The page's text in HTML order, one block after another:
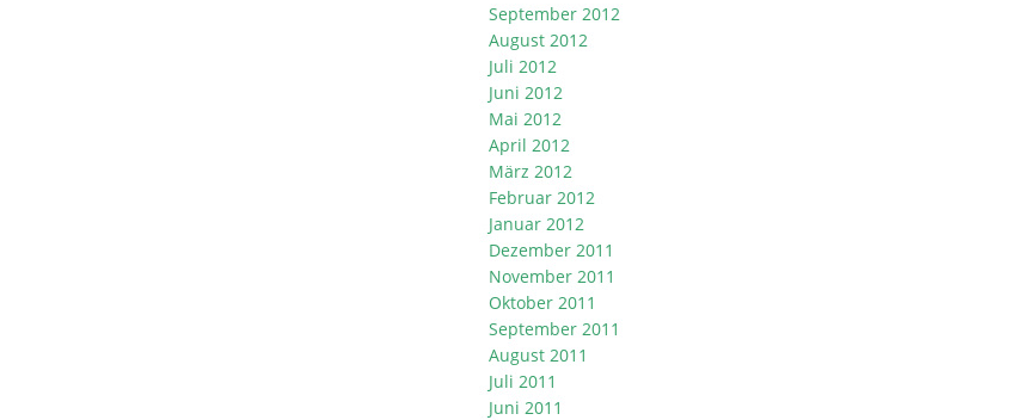
September 2012
August 2012
Juli 2012
Juni 2012
Mai 2012
April 2012
März 2012
Februar 2012
Januar 2012
Dezember 2011
November 2011
Oktober 2011
September 2011
August 2011
Juli 2011
Juni 2011